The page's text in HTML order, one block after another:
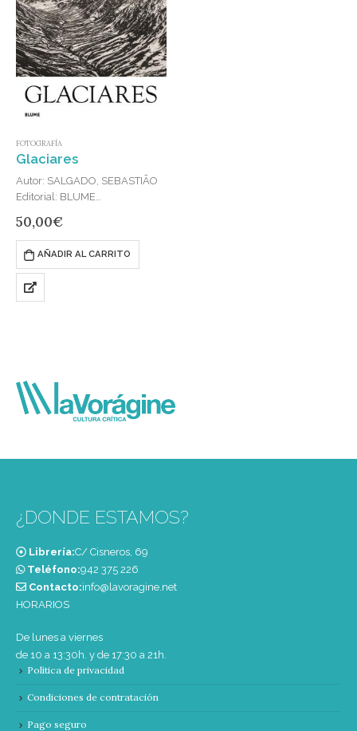
FOTOGRAFÍA
Glaciares
Autor: SALGADO, SEBASTIÃO
Editorial: BLUME
ISBN: 979-13-87881-25-2
* Desde los icebergs del mar de
Weddell, en la península
Antártica, hasta los glaciares
canadienses del Parque
50,00€
AÑADIR AL CARRITO
¿DONDE ESTAMOS?
Librería:C/ Cisneros, 69
Teléfono:‭942 375 226‬
Contacto:info@lavoragine.net
HORARIOS
De lunes a viernes
de 10 a 13:30h. y de 17:30 a 21h.
Política de privacidad
Condiciones de contratación
Pago seguro